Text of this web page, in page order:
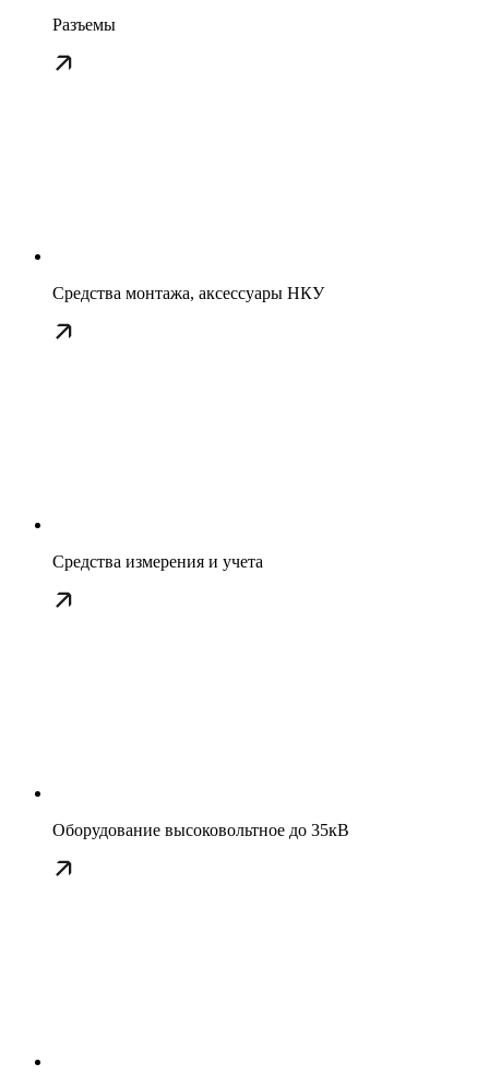
Разъемы
Средства монтажа, аксессуары НКУ
Средства измерения и учета
Оборудование высоковольтное до 35кВ